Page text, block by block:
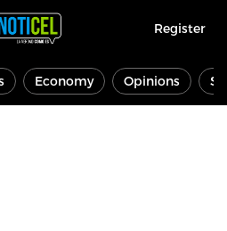
Register
Economy Opinions